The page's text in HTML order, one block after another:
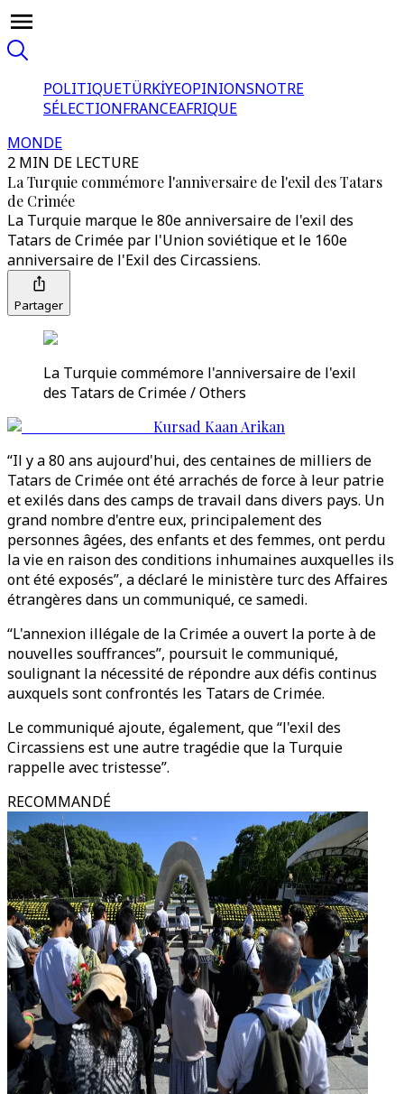
POLITIQUETÜRKİYEOPINIONSNOTRE
SÉLECTIONFRANCEAFRIQUE
MONDE
2 MIN DE LECTURE
La Turquie commémore l'anniversaire de l'exil des Tatars
de Crimée
La Turquie marque le 80e anniversaire de l'exil des
Tatars de Crimée par l'Union soviétique et le 160e
anniversaire de l'Exil des Circassiens.
Partager
La Turquie commémore l'anniversaire de l'exil
des Tatars de Crimée / Others
Kursad Kaan Arikan
“Il y a 80 ans aujourd'hui, des centaines de milliers de
Tatars de Crimée ont été arrachés de force à leur patrie
et exilés dans des camps de travail dans divers pays. Un
grand nombre d'entre eux, principalement des
personnes âgées, des enfants et des femmes, ont perdu
la vie en raison des conditions inhumaines auxquelles ils
ont été exposés”, a déclaré le ministère turc des Affaires
étrangères dans un communiqué, ce samedi.
“L'annexion illégale de la Crimée a ouvert la porte à de
nouvelles souffrances”, poursuit le communiqué,
soulignant la nécessité de répondre aux défis continus
auxquels sont confrontés les Tatars de Crimée.
Le communiqué ajoute, également, que “l'exil des
Circassiens est une autre tragédie que la Turquie
rappelle avec tristesse”.
RECOMMANDÉ